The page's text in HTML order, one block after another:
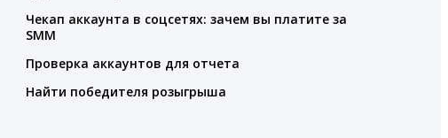
Чекап аккаунта в соцсетях: зачем вы платите за
SMM
Проверка аккаунтов для отчета
Найти победителя розыгрыша